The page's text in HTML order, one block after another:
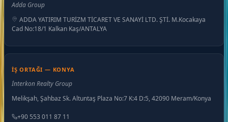
Adda Group
ADDA YATIRIM TURİZM TİCARET VE SANAYİ LTD. ŞTİ. M.Kocakaya
Cad No:18/1 Kalkan Kaş/ANTALYA
İŞ ORTAĞI — KONYA
İnterkon Realty Group
Melikşah, Şahbaz Sk. Altuntaş Plaza No:7 K:4 D:5, 42090 Meram/Konya
+90 553 011 87 11